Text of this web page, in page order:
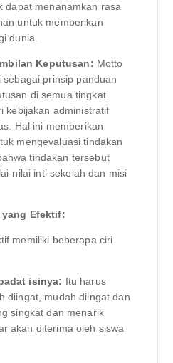
dapat menanamkan rasa
untuk memberikan
dunia.
Keputusan: Motto
prinsip panduan
di semua tingkat
kebijakan administratif
Hal ini memberikan
mengevaluasi tindakan
tindakan tersebut
nilai inti sekolah dan misi
Efektif:
memiliki beberapa ciri
isinya: Itu harus
diingat, mudah diingat dan
singkat dan menarik
akan diterima oleh siswa